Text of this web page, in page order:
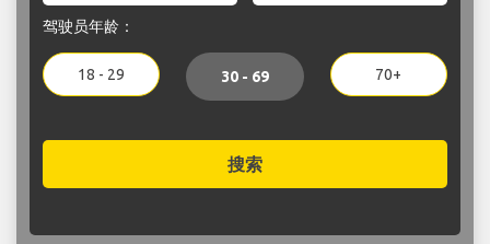
驾驶员年龄：
18 - 29 30 - 69 70+
搜索